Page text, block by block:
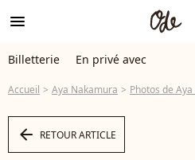
menu
Billetterie En privé avec
Accueil Aya Nakamura Photos de
arrow_left RETOUR ARTICLE